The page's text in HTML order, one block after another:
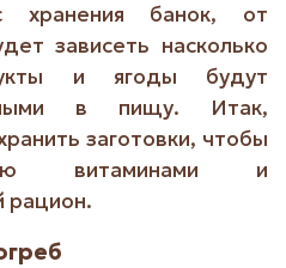
хранения банок, от
зависеть насколько
и ягоды будут
в пищу. Итак,
заготовки, чтобы
витаминами и
рацион.